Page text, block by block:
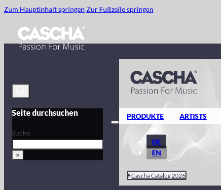
Zum Hauptinhalt springen Zur Fußzeile springen
Seite durchsuchen
Suche
×
PRODUKTE ARTISTS
DE
EN
Cascha Catalog 2026